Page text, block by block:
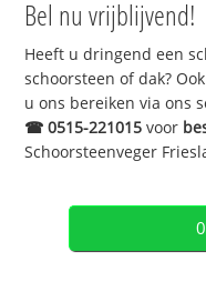
Bel nu vrijblijvend!
Heeft u dringend een
schoorsteen of dak?
u ons bereiken via ons
☎0515-221015 voor
Schoorsteenveger